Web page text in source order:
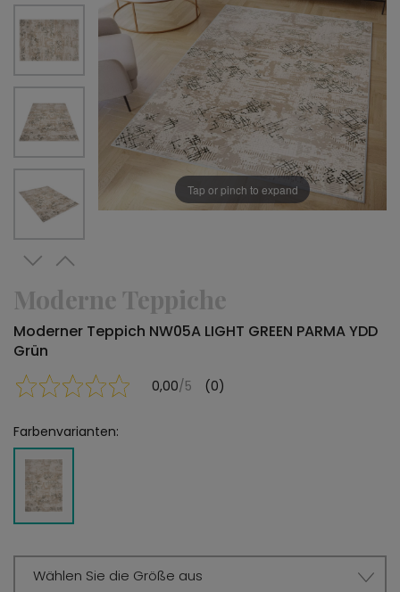
Tap or pinch to expand
Moderne Teppiche
Moderner Teppich NW05A LIGHT GREEN PARMA YDD
Grün
0,00/5 (0)
Farbenvarianten:
Wählen Sie die Größe aus